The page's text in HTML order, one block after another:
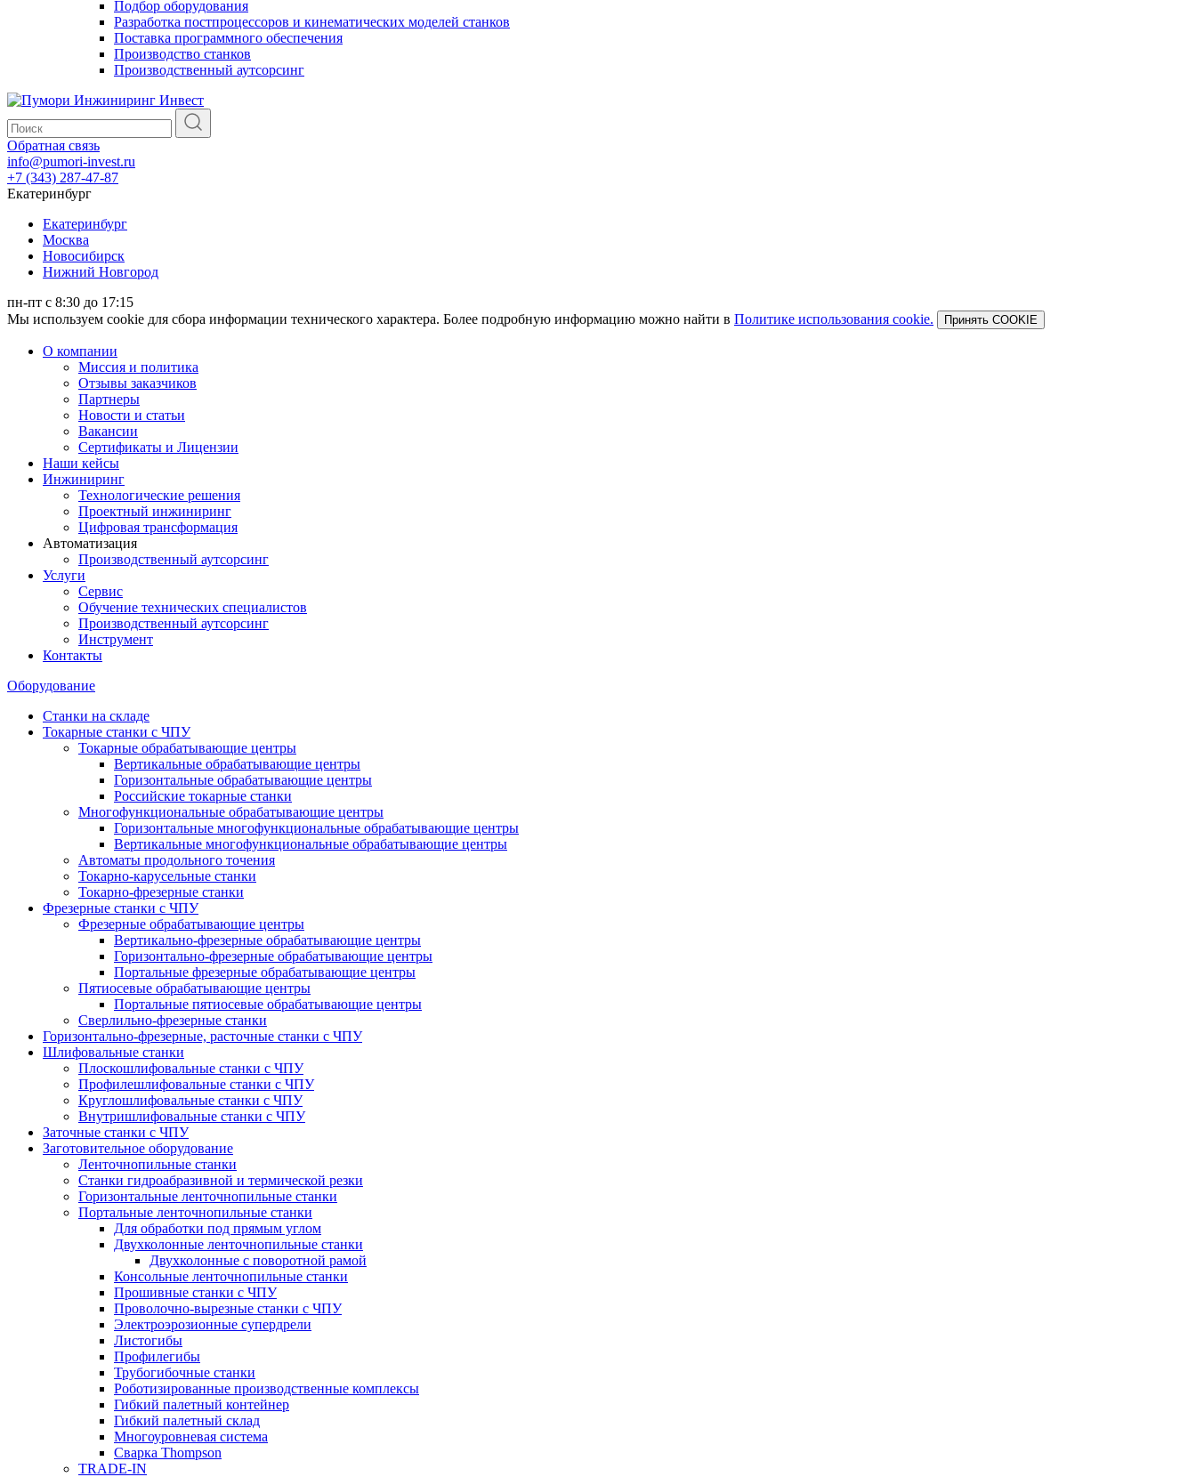
Подбор оборудования
Разработка постпроцессоров и кинематических моделей станков
Поставка программного обеспечения
Производство станков
Производственный аутсорсинг
Обратная связь
info@pumori-invest.ru
+7 (343) 287-47-87
Екатеринбург
Екатеринбург
Москва
Новосибирск
Нижний Новгород
пн-пт с 8:30 до 17:15
Мы используем cookie для сбора информации технического характера. Более подробную информацию можно найти в Политике использования cookie. Принять COOKIE
О компании
Миссия и политика
Отзывы заказчиков
Партнеры
Новости и статьи
Вакансии
Сертификаты и Лицензии
Наши кейсы
Инжиниринг
Технологические решения
Проектный инжиниринг
Цифровая трансформация
Автоматизация
Производственный аутсорсинг
Услуги
Сервис
Обучение технических специалистов
Производственный аутсорсинг
Инструмент
Контакты
Оборудование
Станки на складе
Токарные станки с ЧПУ
Токарные обрабатывающие центры
Вертикальные обрабатывающие центры
Горизонтальные обрабатывающие центры
Российские токарные станки
Многофункциональные обрабатывающие центры
Горизонтальные многофункциональные обрабатывающие центры
Вертикальные многофункциональные обрабатывающие центры
Автоматы продольного точения
Токарно-карусельные станки
Токарно-фрезерные станки
Фрезерные станки с ЧПУ
Фрезерные обрабатывающие центры
Вертикально-фрезерные обрабатывающие центры
Горизонтально-фрезерные обрабатывающие центры
Портальные фрезерные обрабатывающие центры
Пятиосевые обрабатывающие центры
Портальные пятиосевые обрабатывающие центры
Сверлильно-фрезерные станки
Горизонтально-фрезерные, расточные станки с ЧПУ
Шлифовальные станки
Плоскошлифовальные станки с ЧПУ
Профилешлифовальные станки с ЧПУ
Круглошлифовальные станки с ЧПУ
Внутришлифовальные станки с ЧПУ
Заточные станки с ЧПУ
Заготовительное оборудование
Ленточнопильные станки
Станки гидроабразивной и термической резки
Горизонтальные ленточнопильные станки
Портальные ленточнопильные станки
Для обработки под прямым углом
Двухколонные ленточнопильные станки
Двухколонные с поворотной рамой
Консольные ленточнопильные станки
Прошивные станки с ЧПУ
Проволочно-вырезные станки с ЧПУ
Электроэрозионные супердрели
Листогибы
Профилегибы
Трубогибочные станки
Роботизированные производственные комплексы
Гибкий палетный контейнер
Гибкий палетный склад
Многоуровневая система
Сварка Thompson
TRADE-IN